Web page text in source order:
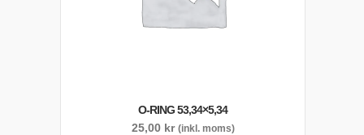
O-RING 53,34×5,34
25,00 kr (inkl. moms)